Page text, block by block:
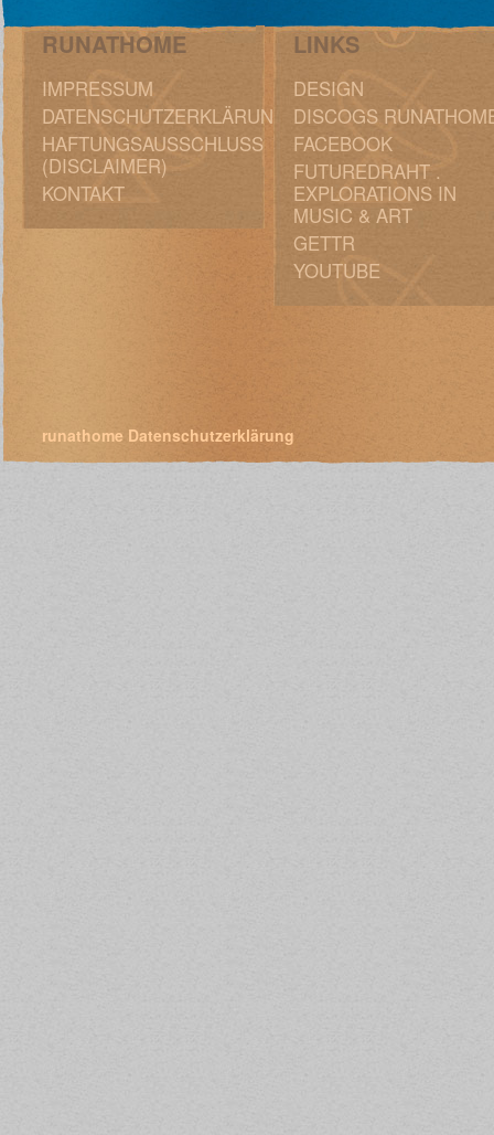
RUNATHOME
IMPRESSUM
DATENSCHUTZERKLÄRUNG
HAFTUNGSAUSSCHLUSS
(DISCLAIMER)
KONTAKT
LINKS
DESIGN
DISCOGS
FACEBOOK
FUTUREDRAHT .
EXPLORATIONS IN
MUSIC & ART
GETTR
YOUTUBE
runathome Datenschutzerklärung